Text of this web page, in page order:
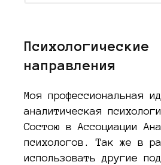
Психологические
направления
Моя профессиональная
аналитическая
Состою в Ассоциации
психологов. Так же в
использовать другие